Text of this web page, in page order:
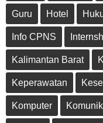
Guru Hotel
Info CPNS
Kalimantan Barat
Keperawatan
Komputer